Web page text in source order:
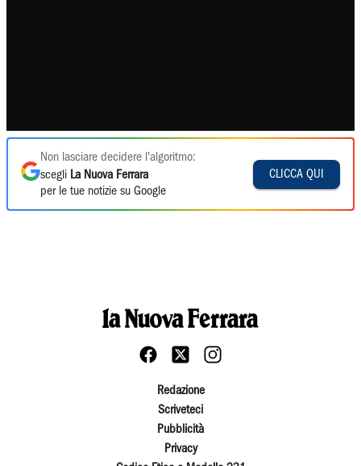
Non lasciare decidere l'algoritmo:
scegli La Nuova Ferrara
per le tue notizie su Google
CLICCA QUI
Redazione
Scriveteci
Pubblicità
Privacy